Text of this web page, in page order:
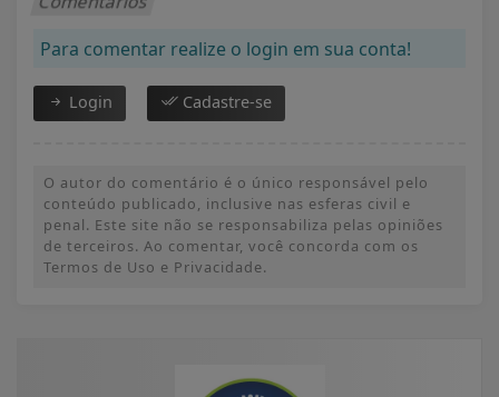
Para comentar realize o login em sua conta!
Login Cadastre-se
O autor do comentário é o único responsável pelo
conteúdo publicado, inclusive nas esferas civil e
penal. Este site não se responsabiliza pelas opiniões
de terceiros. Ao comentar, você concorda com os
Termos de Uso e Privacidade.